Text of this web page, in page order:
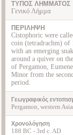
ΤΥΠΟΣ ΛΗΜΜΑΤΟΣ
Γενικό Λήμμα
ΠΕΡΙΛΗΨΗ
Cistophoric were
coin (tetradrachm) of
with an emerging
around a quiver on
of Pergamon,
Minor from the
period.
Γεωγραφικός
Pergamon, western
Χρονολόγηση
188 BC - 3rd c. AD